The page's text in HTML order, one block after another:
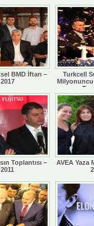
BMD İftarı –
2017
Turkcell
Milyonuncu
Toplantısı –
2011
AVEA Yaza